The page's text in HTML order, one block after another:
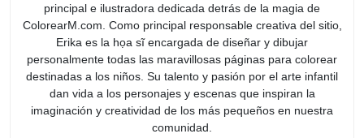
principal e ilustradora dedicada detrás de la magia de
ColorearM.com. Como principal responsable creativa del sitio,
Erika es la họa sĩ encargada de diseñar y dibujar
personalmente todas las maravillosas páginas para colorear
destinadas a los niños. Su talento y pasión por el arte infantil
dan vida a los personajes y escenas que inspiran la
imaginación y creatividad de los más pequeños en nuestra
comunidad.